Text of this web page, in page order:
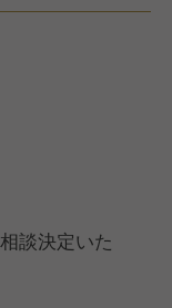
業務
お任せします。
どのレストラン
が一番楽しみに
やおもてなしで
談決定いた